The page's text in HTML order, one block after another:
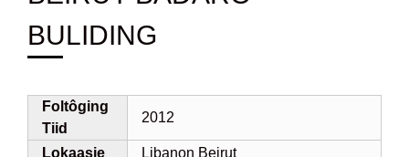
BULIDING
Foltôging
Tiid
2012
Lokaasje Libanon Beirut